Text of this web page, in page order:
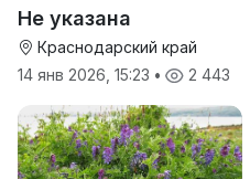
Не указана
Краснодарский край
14 янв 2026, 15:23 • 2 443